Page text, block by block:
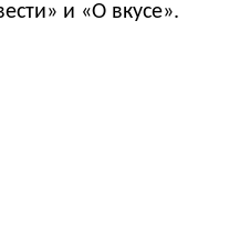
и «О вкусе».